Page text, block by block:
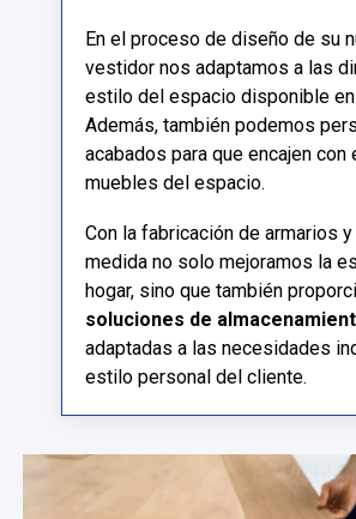
En el proceso de diseño de su
vestidor nos adaptamos a las
estilo del espacio disponible
Además, también podemos
acabados para que encajen con
muebles del espacio.
Con la fabricación de armarios
medida no solo mejoramos la
hogar, sino que también
soluciones de
adaptadas a las necesidades
estilo personal del cliente.